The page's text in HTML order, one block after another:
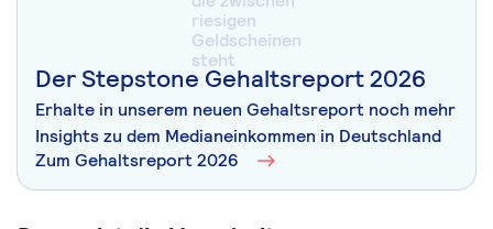
Der Stepstone Gehaltsreport 2026
Erhalte in unserem neuen Gehaltsreport noch mehr
Insights zu dem Medianeinkommen in Deutschland
Zum Gehaltsreport 2026